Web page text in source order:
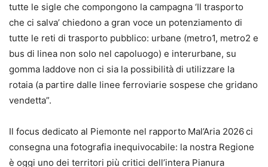
tutte le sigle che compongono la campagna ‘Il trasporto
che ci salva’ chiedono a gran voce un potenziamento di
tutte le reti di trasporto pubblico: urbane (metro1, metro2 e
bus di linea non solo nel capoluogo) e interurbane, su
gomma laddove non ci sia la possibilità di utilizzare la
rotaia (a partire dalle linee ferroviarie sospese che gridano
vendetta”.
Il focus dedicato al Piemonte nel rapporto Mal’Aria 2026 ci
consegna una fotografia inequivocabile: la nostra Regione
è oggi uno dei territori più critici dell’intera Pianura